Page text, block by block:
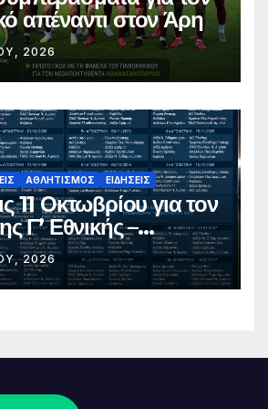
απέναντι στον Άρη
2026
ΑΘΛΗΤΙΣΜΌΣ ΕΙΔΉΣΕΙΣ
11 Οκτωβρίου για τον
Γ’ Εθνικής –
το πλήρες
2026